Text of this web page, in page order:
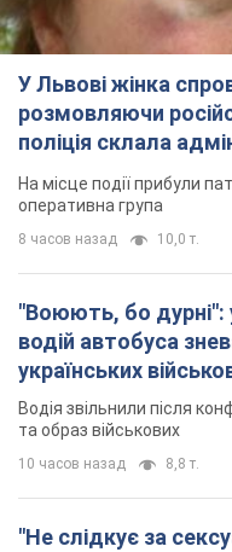
У Львові жінка
розмовляючи
поліція склала
На місце події прибули
оперативна група
8 часов назад 10,0 т.
"Воюють, бо дурні":
водій автобуса
українських
Відео
Водія звільнили після
та образ військових
10 часов назад 8,8 т.
"Не слідкує за